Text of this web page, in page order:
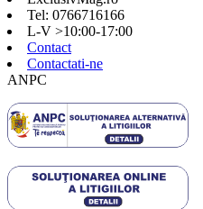
Tel: 0766716166
L-V >10:00-17:00
Contact
Contactati-ne
ANPC